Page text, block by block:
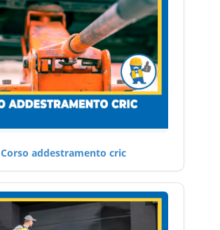
Corso addestramento cric